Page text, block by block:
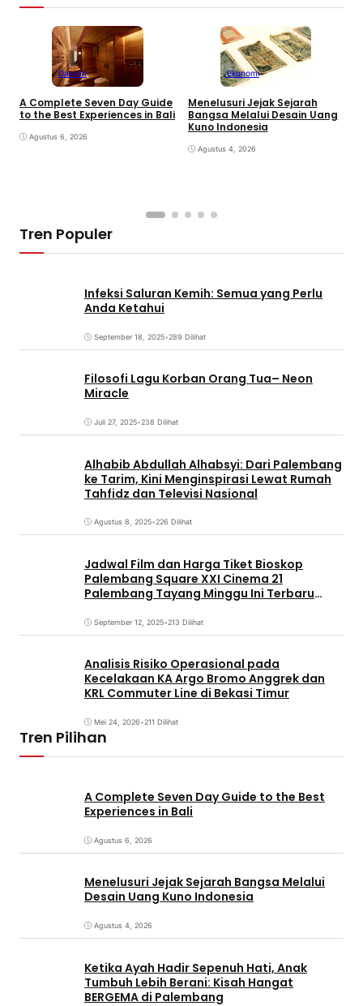
Daerah
A Complete Seven Day Guide
to the Best Experiences in Bali
Agustus 6, 2026
Ekonomi
Menelusuri Jejak Sejarah
Bangsa Melalui Desain Uang
Kuno Indonesia
Agustus 4, 2026
Tren Populer
Infeksi Saluran Kemih: Semua yang Perlu
Anda Ketahui
September 18, 2025•289 Dilihat
Filosofi Lagu Korban Orang Tua– Neon
Miracle
Juli 27, 2025•238 Dilihat
Alhabib Abdullah Alhabsyi: Dari Palembang
ke Tarim, Kini Menginspirasi Lewat Rumah
Tahfidz dan Televisi Nasional
Agustus 8, 2025•226 Dilihat
Jadwal Film dan Harga Tiket Bioskop
Palembang Square XXI Cinema 21
Palembang Tayang Minggu Ini Terbaru
September 12, 2025•213 Dilihat
Analisis Risiko Operasional pada
Kecelakaan KA Argo Bromo Anggrek dan
KRL Commuter Line di Bekasi Timur
Mei 24, 2026•211 Dilihat
Tren Pilihan
A Complete Seven Day Guide to the Best
Experiences in Bali
Agustus 6, 2026
Menelusuri Jejak Sejarah Bangsa Melalui
Desain Uang Kuno Indonesia
Agustus 4, 2026
Ketika Ayah Hadir Sepenuh Hati, Anak
Tumbuh Lebih Berani: Kisah Hangat
BERGEMA di Palembang